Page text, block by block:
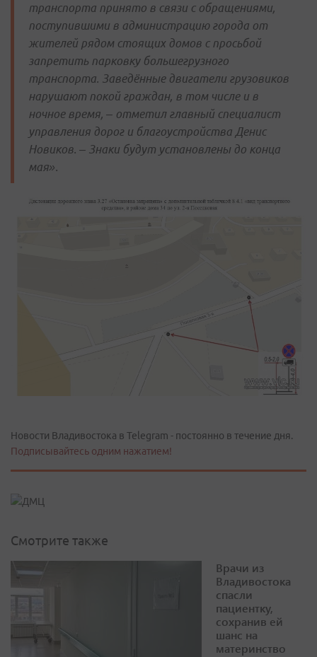
транспорта принято в связи с обращениями,
поступившими в администрацию города от
жителей рядом стоящих домов с просьбой
запретить парковку большегрузного
транспорта. Заведённые двигатели грузовиков
нарушают покой граждан, в том числе и в
ночное время, – отметил главный специалист
управления дорог и благоустройства Денис
Новиков. – Знаки будут установлены до конца
мая».
Новости Владивостока в Telegram - постоянно в течение дня.
Подписывайтесь одним нажатием!
Смотрите также
Врачи из
Владивостока
спасли
пациентку,
сохранив ей
шанс на
материнство